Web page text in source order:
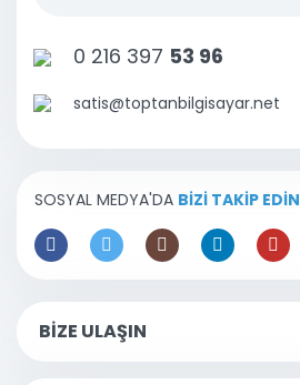
0 216 397 53 96
satis@toptanbilgisayar.net
SOSYAL MEDYA'DA BİZİ TAKİP EDİN
BİZE ULAŞIN